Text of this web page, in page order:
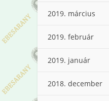
2019. március
2019. február
2019. január
2018. december